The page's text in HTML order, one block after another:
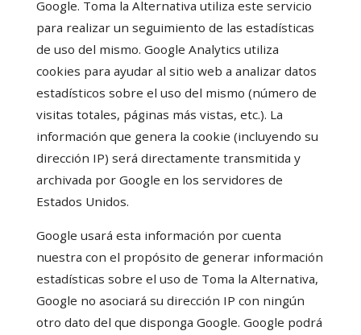
Google. Toma la Alternativa utiliza este servicio
para realizar un seguimiento de las estadísticas
de uso del mismo. Google Analytics utiliza
cookies para ayudar al sitio web a analizar datos
estadísticos sobre el uso del mismo (número de
visitas totales, páginas más vistas, etc.). La
información que genera la cookie (incluyendo su
dirección IP) será directamente transmitida y
archivada por Google en los servidores de
Estados Unidos.
Google usará esta información por cuenta
nuestra con el propósito de generar información
estadísticas sobre el uso de Toma la Alternativa,
Google no asociará su dirección IP con ningún
otro dato del que disponga Google. Google podrá